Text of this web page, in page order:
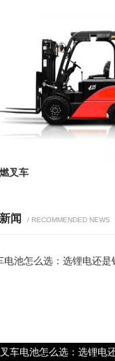
叉车
闻 / RECOMMENDED NEWS
叉车电池怎么选：选锂电